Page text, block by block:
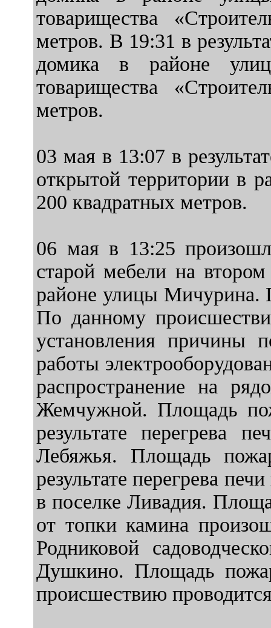
товарищества
метров. В 19:31 в
домика в районе
товарищества
метров.
03 мая в 13:07 в
открытой территории в
200 квадратных метров.
06 мая в 13:25
старой мебели на втором
районе улицы Мичурина.
По данному
установления причины
работы
распространение на
Жемчужной. Площадь
результате перегрева
Лебяжья. Площадь
результате перегрева
в поселке Ливадия.
от топки камина
Родниковой
Душкино. Площадь
происшествию